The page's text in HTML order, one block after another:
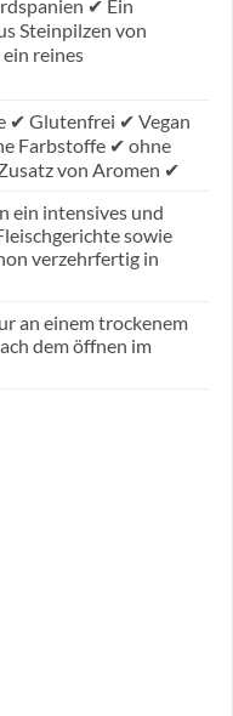
✔ Ein
Steinpilzen von
reines
✔ Glutenfrei ✔ Vegan
Farbstoffe ✔ ohne
von Aromen ✔
ein intensives und
sowie
verzehrfertig in
an einem trockenem
dem öffnen im